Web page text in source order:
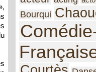
Bourqui